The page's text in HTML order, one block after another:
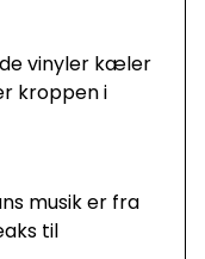
vinyler kæler
kroppen i
musik er fra
til